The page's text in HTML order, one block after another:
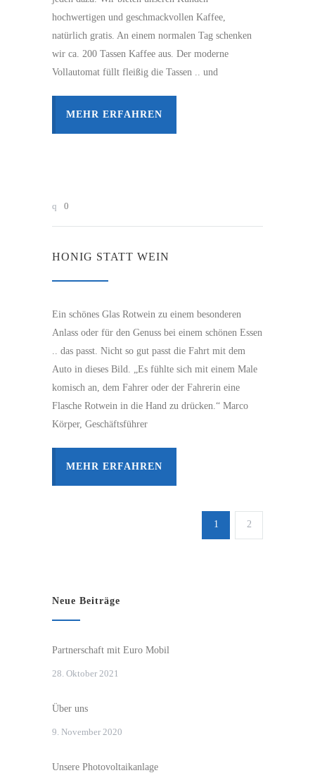
hochwertigen und geschmackvollen Kaffee,
natürlich gratis. An einem normalen Tag schenken
wir ca. 200 Tassen Kaffee aus. Der moderne
Vollautomat füllt fleißig die Tassen .. und
MEHR ERFAHREN
0
HONIG STATT WEIN
Ein schönes Glas Rotwein zu einem besonderen
Anlass oder für den Genuss bei einem schönen Essen
.. das passt. Nicht so gut passt die Fahrt mit dem
Auto in dieses Bild. „Es fühlte sich mit einem Male
komisch an, dem Fahrer oder der Fahrerin eine
Flasche Rotwein in die Hand zu drücken.“ Marco
Körper, Geschäftsführer
MEHR ERFAHREN
1 2
Neue Beiträge
Partnerschaft mit Euro Mobil
28. Oktober 2021
Über uns
9. November 2020
Unsere Photovoltaikanlage